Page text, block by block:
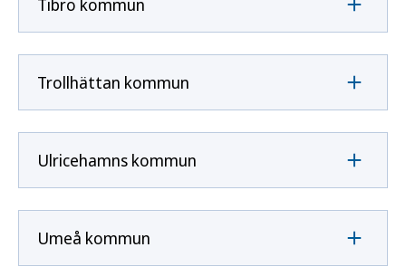
Trollhättan kommun
Ulricehamns kommun
Umeå kommun